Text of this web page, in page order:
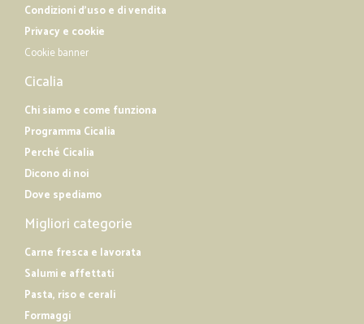
Condizioni d'uso e di vendita
Privacy e cookie
Cookie banner
Cicalia
Chi siamo e come funziona
Programma Cicalia
Perché Cicalia
Dicono di noi
Dove spediamo
Migliori categorie
Carne fresca e lavorata
Salumi e affettati
Pasta, riso e cerali
Formaggi